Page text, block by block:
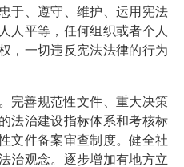
于、遵守、维护、运用宪法
人平等，任何组织或者个人
，一切违反宪法法律的行为
完善规范性文件、重大决策
法治建设指标体系和考核标
文件备案审查制度。健全社
治观念。逐步增加有地方立